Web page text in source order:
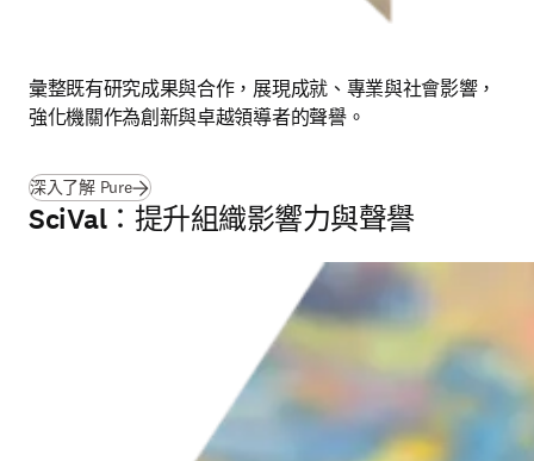
彙整既有研究成果與合作，展現成就、專業與社會影響，
強化機關作為創新與卓越領導者的聲譽。
深入了解 Pure(打開新的分頁／視窗
SciVal：提升組織影響力與聲譽